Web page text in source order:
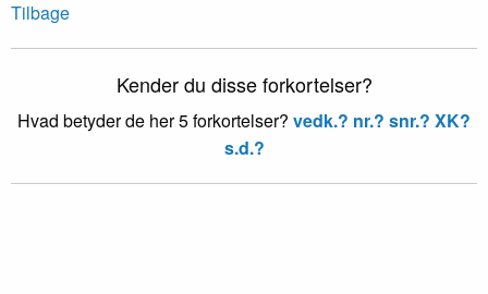
Tilbage
Kender du disse forkortelser?
Hvad betyder de her 5 forkortelser? vedk.? nr.? snr.? XK?
s.d.?